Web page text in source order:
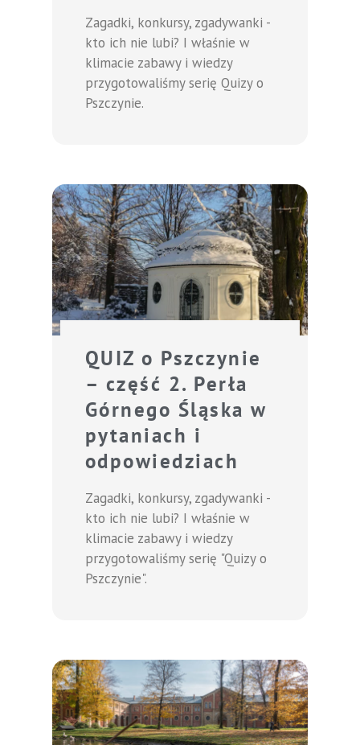
Zagadki, konkursy, zgadywanki -
kto ich nie lubi? I właśnie w
klimacie zabawy i wiedzy
przygotowaliśmy serię Quizy o
Pszczynie.
QUIZ o Pszczynie
– część 2. Perła
Górnego Śląska w
pytaniach i
odpowiedziach
Zagadki, konkursy, zgadywanki -
kto ich nie lubi? I właśnie w
klimacie zabawy i wiedzy
przygotowaliśmy serię "Quizy o
Pszczynie".